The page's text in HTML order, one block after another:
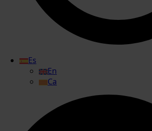
Es
En
Ca